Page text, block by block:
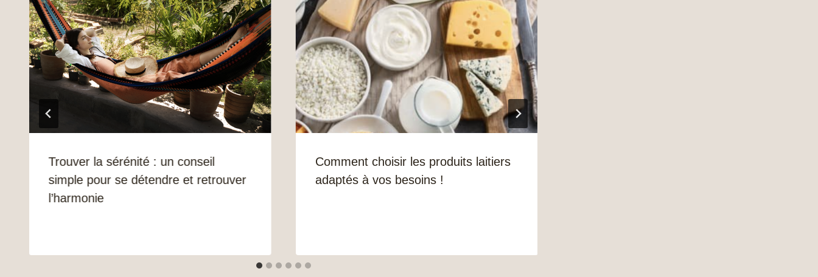
Trouver la sérénité : un conseil
simple pour se détendre et retrouver
l’harmonie
Comment choisir les produits laitiers
adaptés à vos besoins !